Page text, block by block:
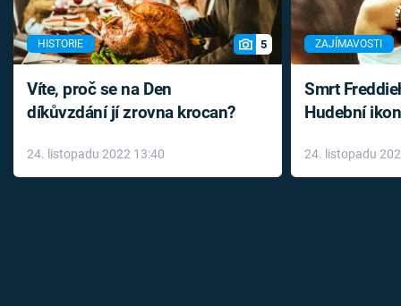
HISTORIE 5
Víte, proč se na Den
díkůvzdání jí zrovna krocan?
24. listopadu 2022 13:40
ZAJÍMAVOSTI
Smrt
Hudební
léky
24. listopadu